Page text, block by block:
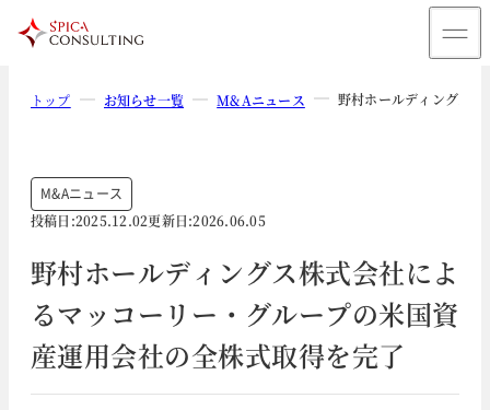
トップ お知らせ一覧 M&Aニュース 野村ホールディングス
M&Aニュース
投稿日:2025.12.02更新日:2026.06.05
野村ホールディングス株式会社によ
るマッコーリー・グループの米国資
産運用会社の全株式取得を完了